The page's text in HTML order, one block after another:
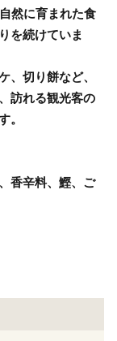
然に育まれた食
を続けていま
、切り餅など、
訪れる観光客の
。
香辛料、鰹、ご